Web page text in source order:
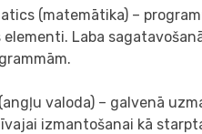
(matemātika) –
Laba
valoda) – galvenā
izmantošanai kā